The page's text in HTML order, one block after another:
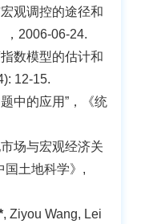
宏观调控的途径和
，2006-06-24.
指数模型的估计和
12-15.
中的应用”，《统
市场与宏观经济关
国土地科学》,
, Ziyou Wang, Lei